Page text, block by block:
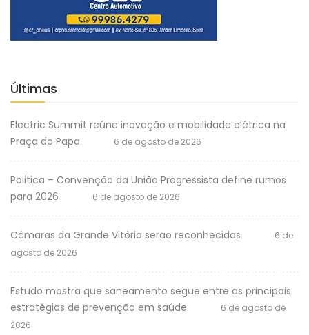
Últimas
Electric Summit reúne inovação e mobilidade elétrica na
Praça do Papa
6 de agosto de 2026
Politica – Convenção da União Progressista define rumos
para 2026
6 de agosto de 2026
Câmaras da Grande Vitória serão reconhecidas
6 de
agosto de 2026
Estudo mostra que saneamento segue entre as principais
estratégias de prevenção em saúde
6 de agosto de
2026